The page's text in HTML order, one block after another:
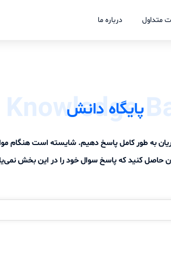
متداول درباره ما
Knowledge
پایگاه دانش
به طور کامل پاسخ دهیم. شایسته است هنگام
حاصل کنید که پاسخ سوال خود را در این بخش